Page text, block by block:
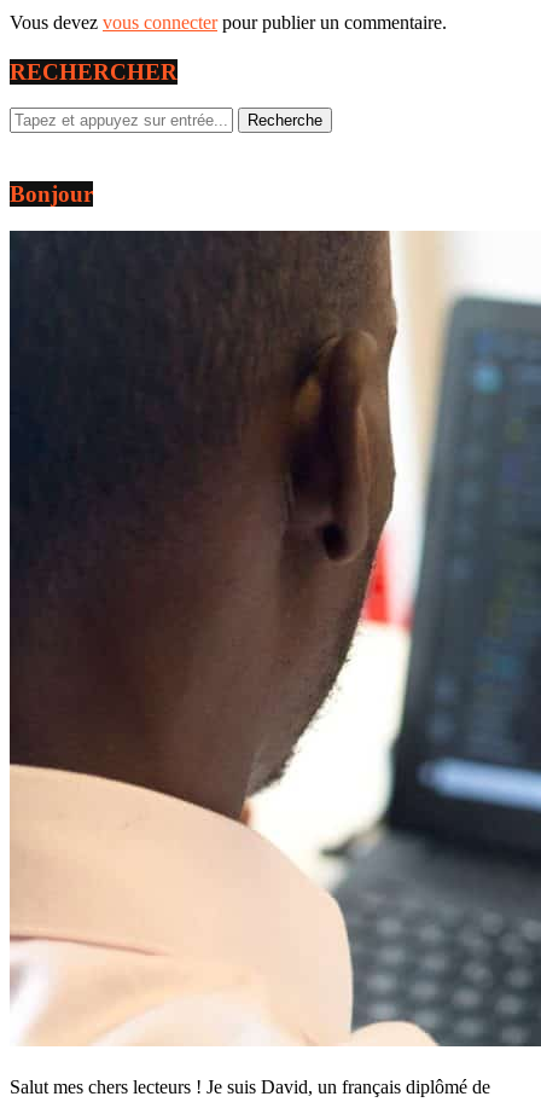
Vous devez vous connecterpour publier un commentaire.
RECHERCHER
Bonjour
Salut mes chers lecteurs ! Je suis David, un français diplômé de